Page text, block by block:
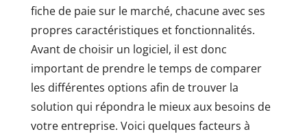
fiche de paie sur le marché, chacune avec ses
propres caractéristiques et fonctionnalités.
Avant de choisir un logiciel, il est donc
important de prendre le temps de comparer
les différentes options afin de trouver la
solution qui répondra le mieux aux besoins de
votre entreprise. Voici quelques facteurs à